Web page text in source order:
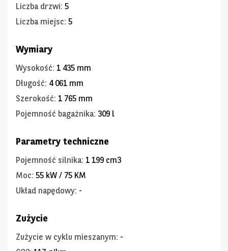
Liczba drzwi: 5
Liczba miejsc: 5
Wymiary
Wysokość: 1 435 mm
Długość: 4 061 mm
Szerokość: 1 765 mm
Pojemność bagażnika: 309 l
Parametry techniczne
Pojemność silnika: 1 199 cm3
Moc: 55 kW / 75 KM
Układ napędowy: -
Zużycie
Zużycie w cyklu mieszanym: -